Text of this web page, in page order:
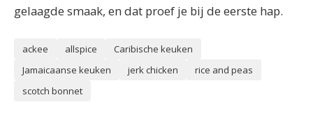
gelaagde smaak, en dat proef je bij de eerste hap.
ackee allspice
Caribische keuken
Jamaicaanse keuken
jerk chicken
rice and peas
scotch bonnet